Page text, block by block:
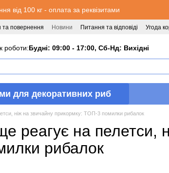
від 100 кг - оплата за реквізитами
та повернення Новини Питання та відповіді Угода
роботи:Будні: 09:00 - 17:00, Сб-Нд: Вихідні
для декоративних риб
ніж на звичайну прикормку: ТОП-3 помилки рибалок
реагує на пелетси,
рибалок